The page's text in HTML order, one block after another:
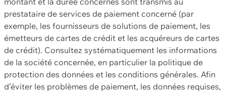
prestataire de services de paiement concerné (par
exemple, les fournisseurs de solutions de paiement, les
émetteurs de cartes de crédit et les acquéreurs de cartes
de crédit). Consultez systématiquement les informations
de la société concernée, en particulier la politique de
protection des données et les conditions générales. Afin
d’éviter les problèmes de paiement, les données requises,